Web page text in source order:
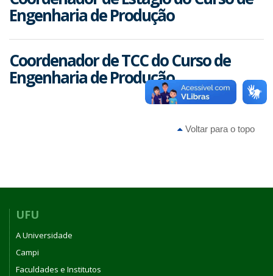
Engenharia de Produção
Coordenador de TCC do Curso de
Engenharia de Produção
Voltar para o topo
UFU
A Universidade
Campi
Faculdades e Institutos